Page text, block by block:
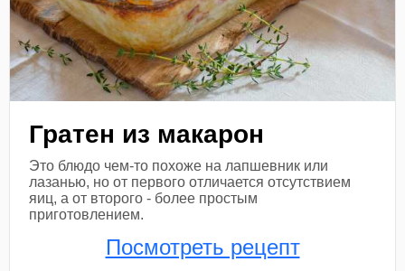
Гратен из макарон
Это блюдо чем-то похоже на лапшевник или
лазанью, но от первого отличается отсутствием
яиц, а от второго - более простым
приготовлением.
Посмотреть рецепт